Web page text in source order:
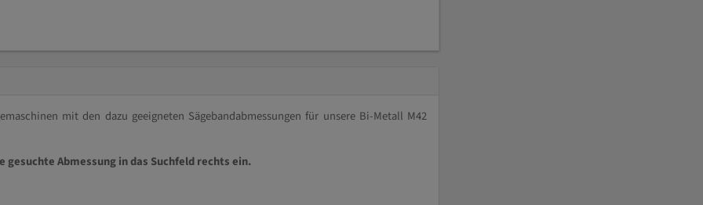
mit den dazu geeigneten Sägebandabmessungen für unsere Bi-Metall M42
Abmessung in das Suchfeld rechts ein.